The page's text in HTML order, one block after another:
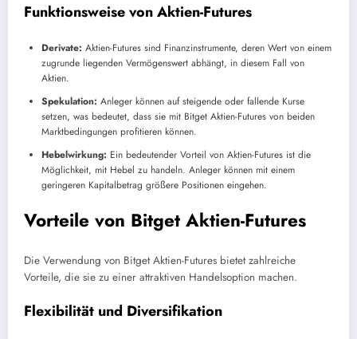
Funktionsweise von Aktien-Futures
Derivate: Aktien-Futures sind Finanzinstrumente, deren Wert von einem
zugrunde liegenden Vermögenswert abhängt, in diesem Fall von
Aktien.
Spekulation: Anleger können auf steigende oder fallende Kurse
setzen, was bedeutet, dass sie mit Bitget Aktien-Futures von beiden
Marktbedingungen profitieren können.
Hebelwirkung: Ein bedeutender Vorteil von Aktien-Futures ist die
Möglichkeit, mit Hebel zu handeln. Anleger können mit einem
geringeren Kapitalbetrag größere Positionen eingehen.
Vorteile von Bitget Aktien-Futures
Die Verwendung von Bitget Aktien-Futures bietet zahlreiche
Vorteile, die sie zu einer attraktiven Handelsoption machen.
Flexibilität und Diversifikation